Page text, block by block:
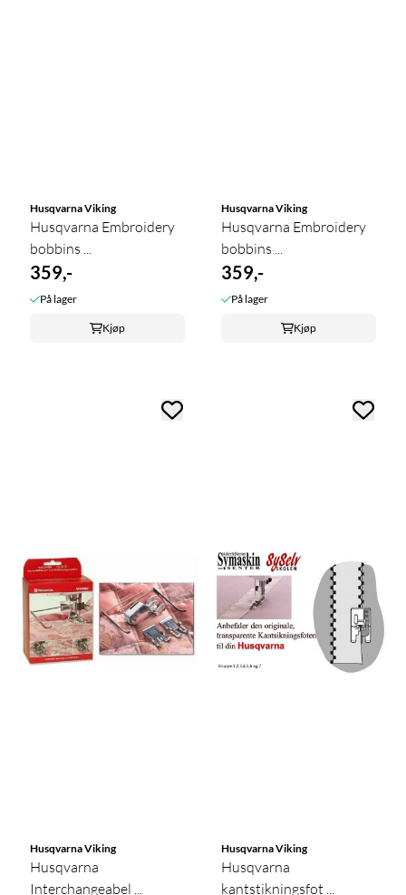
Husqvarna Viking
Husqvarna Embroidery
bobbins ...
359,-
På lager
Kjøp
Husqvarna Viking
Husqvarna Embroidery
bobbins ...
359,-
På lager
Kjøp
Husqvarna Viking
Husqvarna
Interchangeabel ...
Husqvarna Viking
Husqvarna
kantstikningsfot ...